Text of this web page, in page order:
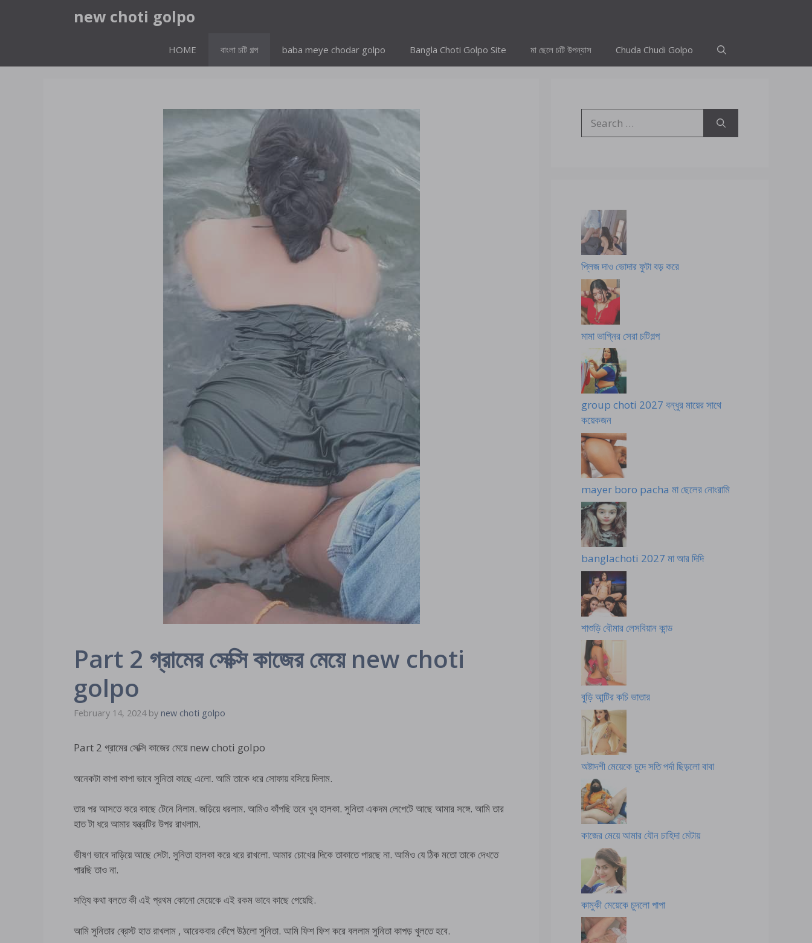
new choti golpo
HOME বাংলা চটি গল্প baba meye chodar golpo Bangla Choti Golpo Site মা ছেলে চটি উপন্যাস Chuda Chudi Golpo
Part 2 গ্রামের সেক্সি কাজের মেয়ে new choti
golpo
February 14, 2024 by new choti golpo
Part 2 গ্রামের সেক্সি কাজের মেয়ে new choti golpo
অনেকটা কাপা কাপা ভাবে সুনিতা কাছে এলো. আমি তাকে ধরে সোফায় বসিয়ে দিলাম.
তার পর আসতে করে কাছে টেনে নিলাম. জড়িয়ে ধরলাম. আমিও কাঁপছি তবে খুব হালকা. সুনিতা একদম লেপেটে আছে আমার সঙ্গে. আমি তার
হাত টা ধরে আমার যন্ত্রটির উপর রাখলাম.
ভীষণ ভাবে দাড়িয়ে আছে সেটা. সুনিতা হালকা করে ধরে রাখলো. আমার চোখের দিকে তাকাতে পারছে না. আমিও যে ঠিক মতো তাকে দেখতে
পারছি তাও না.
সত্যি কথা বলতে কী এই প্রথম কোনো মেয়েকে এই রকম ভাবে কাছে পেয়েছি.
আমি সুনিতার ব্রেস্ট হাত রাখলাম , আরেকবার কেঁপে উঠলো সুনিতা. আমি ফিশ ফিশ করে বললাম সুনিতা কাপড় খুলতে হবে.
for:
প্লিজ দাও ভোদার ফুটা বড় করে
মামা ভাগ্নির সেরা চটিগল্প
group choti 2027 বন্ধুর মায়ের সাথে
কয়েকজন
mayer boro pacha মা ছেলের নোংরামি
banglachoti 2027 মা আর দিদি
শাশুড়ি বৌমার লেসবিয়ান কান্ড
বুড়ি আন্টির কচি ভাতার
অষ্টাদশী মেয়েকে চুদে সতি পর্দা ছিড়লো বাবা
কাজের মেয়ে আমার যৌন চাহিদা মেটায়
কামুকী মেয়েকে চুদলো পাপা